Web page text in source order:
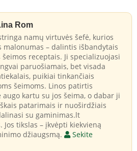
Rom
namų virtuvės šefė, kurios
malonumas – dalintis išbandytais
receptais. Ji specializuojasi
paruošiamais, bet visada
puikiai tinkančiais
šeimoms. Linos patirtis
kartu su jos šeima, o dabar ji
patarimais ir nuoširdžiais
su gaminimas.lt
Jos tikslas – įkvėpti kiekvieną
džiaugsmą.
Sekite